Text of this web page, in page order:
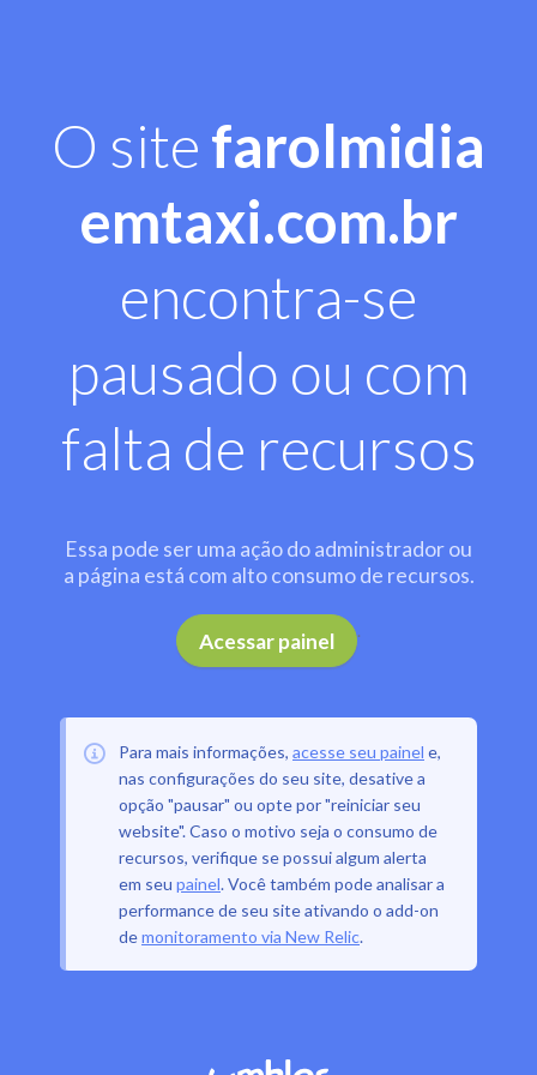
O site farolmidia
emtaxi.com.br
encontra-se
pausado ou com
falta de recursos
Essa pode ser uma ação do administrador ou
a página está com alto consumo de recursos.
Acessar painel .
Para mais informações, acesse seu painel e,
nas configurações do seu site, desative a
opção "pausar" ou opte por "reiniciar seu
website". Caso o motivo seja o consumo de
recursos, verifique se possui algum alerta
em seu painel. Você também pode analisar a
performance de seu site ativando o add-on
demonitoramento via New Relic.